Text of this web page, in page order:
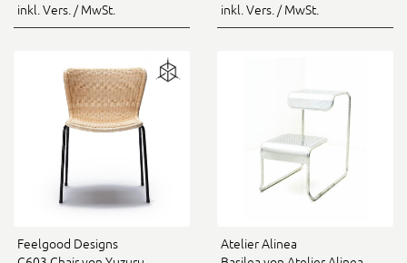
inkl. Vers. / MwSt.
inkl. Vers. / MwSt.
Feelgood Designs
Atelier Alinea